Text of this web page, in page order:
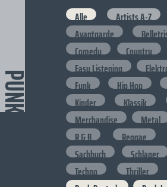
PUNK
Alle Artists A-Z
Avantgarde
Comedy
Country
Easy Listening
Funk
Hip Hop
Kinder
Klassik
Merchandise
Metal
R & B
Reggae
Sachbuch
Schlager
Techno
Thriller